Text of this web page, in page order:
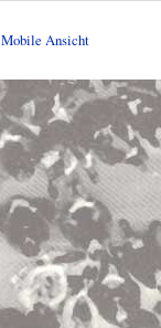
Mobile Ansicht